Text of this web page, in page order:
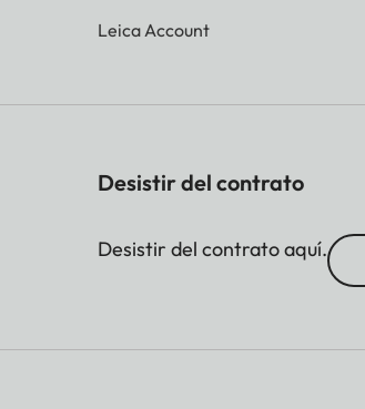
Leica Account
Desistir del contrato
Desistir del contrato aquí.